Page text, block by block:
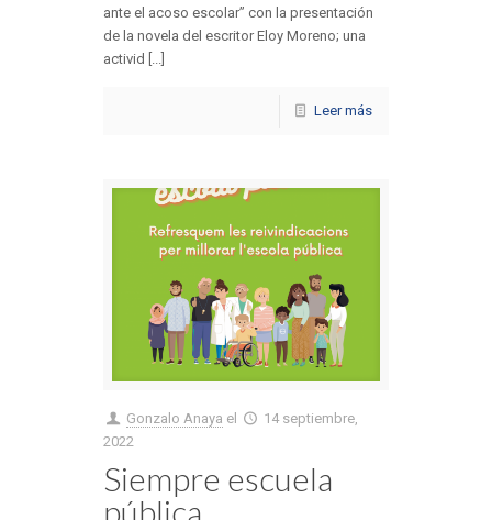
ante el acoso escolar” con la presentación
de la novela del escritor Eloy Moreno; una
activid [...]
Leer más
Gonzalo Anaya el
14 septiembre,
2022
Siempre escuela
pública